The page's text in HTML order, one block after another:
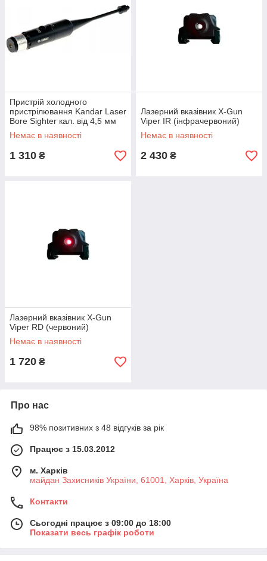
Пристрій холодного
пристрілювання Kandar Laser
Bore Sighter кал. від 4,5 мм
(.177) до 12,7 мм (.50)
Немає в наявності
1 310 ₴
Лазерний вказівник X-Gun
Viper IR (інфрачервоний)
Немає в наявності
2 430 ₴
Лазерний вказівник X-Gun
Viper RD (червоний)
Немає в наявності
1 720 ₴
Про нас
98% позитивних з 48 відгуків за рік
Працює з 15.03.2012
м. Харків
майдан Захисників України, 61001, Харків, Україна
Контакти
Сьогодні працює з 09:00 до 18:00
Показати весь графік роботи